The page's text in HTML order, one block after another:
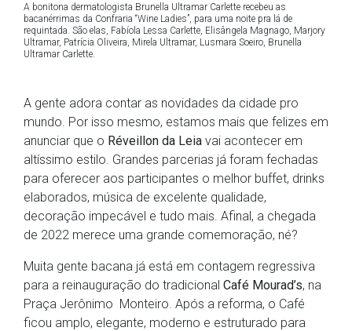
A bonitona dermatologista Brunella Ultramar Carlette recebeu as
bacanérrimas da Confraria “Wine Ladies”, para uma noite pra lá de
requintada. São elas, Fabíola Lessa Carlette, Elisângela Magnago, Marjory
Ultramar, Patrícia Oliveira, Mirela Ultramar, Lusmara Soeiro, Brunella
Ultramar Carlette.
A gente adora contar as novidades da cidade pro
mundo. Por isso mesmo, estamos mais que felizes em
anunciar que o Réveillon da Leia vai acontecer em
altíssimo estilo. Grandes parcerias já foram fechadas
para oferecer aos participantes o melhor buffet, drinks
elaborados, música de excelente qualidade,
decoração impecável e tudo mais. Afinal, a chegada
de 2022 merece uma grande comemoração, né?
Muita gente bacana já está em contagem regressiva
para a reinauguração do tradicional Café Mourad’s, na
Praça Jerônimo Monteiro. Após a reforma, o Café
ficou amplo, elegante, moderno e estruturado para